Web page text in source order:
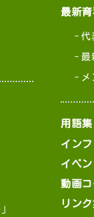
最新
代
最
用語集
イン
イベン
動画
リン